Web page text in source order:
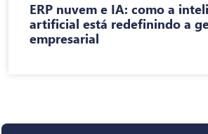
ERP nuvem e IA: como a
artificial está redefinindo a
empresarial